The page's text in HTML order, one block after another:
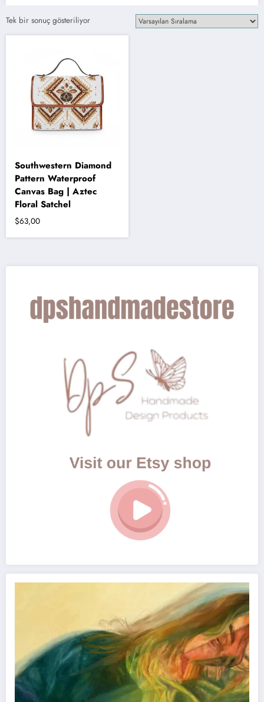
Tek bir sonuç gösteriliyor
Southwestern Diamond
Pattern Waterproof
Canvas Bag | Aztec
Floral Satchel
$63,00